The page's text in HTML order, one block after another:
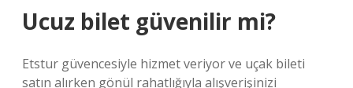
Ucuz bilet güvenilir mi?
Etstur güvencesiyle hizmet veriyor ve uçak bileti
satın alırken gönül rahatlığıyla alışverişinizi